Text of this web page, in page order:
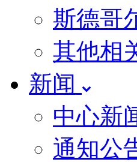
斯德哥
其他相
新闻
中心新
通知公